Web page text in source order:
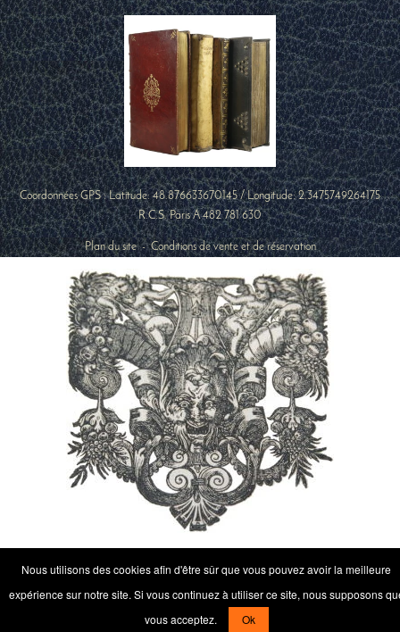
Coordonnées GPS : Latitude:48.876633670145/ Longitude:2.3475749264175
R.C.S. Paris A 482 781 630
Plan du site-Conditions de vente et de réservation
Nous utilisons des cookies afin d'être sûr que vous pouvez avoir la meilleure
expérience sur notre site. Si vous continuez à utiliser ce site, nous supposons
vous acceptez.
Ok